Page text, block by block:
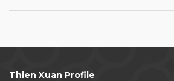
Thien Xuan Profile